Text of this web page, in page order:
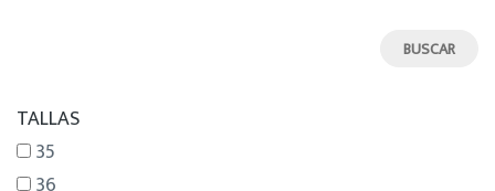
TALLAS
35